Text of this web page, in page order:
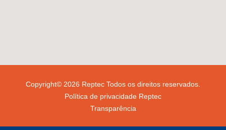
Copyright© 2026 Reptec Todos os direitos reservados.
Política de privacidade Reptec
Transparência